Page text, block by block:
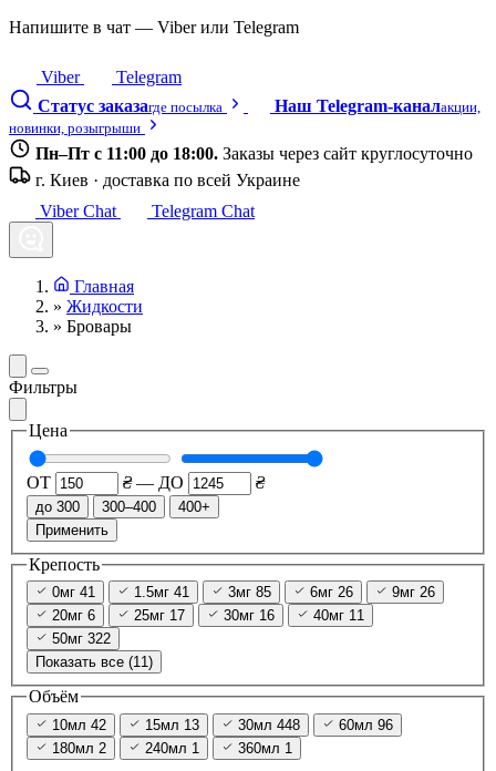
Напишите в чат — Viber или Telegram
Viber
Telegram
Статус заказагде посылка Наш Telegram-каналакции,
новинки, розыгрыши
Пн–Пт с 11:00 до 18:00. Заказы через сайт круглосуточно
г. Киев · доставка по всей Украине
Viber Chat
Telegram Chat
Главная
» Жидкости
» Бровары
Фильтры
Цена
ОТ ₴ — ДО ₴
до 300 300–400
400+
Применить
Крепость
0мг 41 1.5мг 41 3мг 85 6мг 26 9мг 26
20мг 6 25мг 17 30мг 16 40мг 11
50мг 322
Показать все (11)
Объём
10мл 42 15мл 13 30мл 448 60мл 96
180мл 2 240мл 1 360мл 1